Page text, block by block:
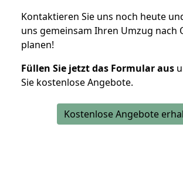
Kontaktieren Sie uns noch heute
uns gemeinsam Ihren Umzug nach
planen!
Füllen Sie jetzt das Formular aus
Sie kostenlose Angebote.
Kostenlose Angebote